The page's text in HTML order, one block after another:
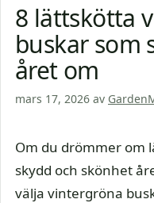
8 lättskötta
buskar som
året om
mars 17, 2026 av
Om du drömmer om
skydd och skönhet
välja vintergröna